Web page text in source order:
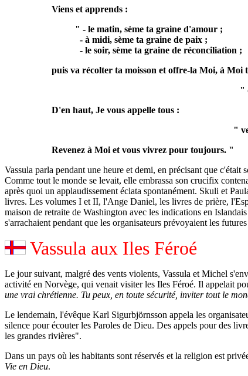
Viens et apprends :
" - le matin, sème ta graine d'amour ;
- à midi, sème ta graine de paix ;
- le soir, sème ta graine de réconciliation ;
puis va récolter ta moisson et offre-la Moi, à Moi
"
D'en haut, Je vous appelle tous :
"
Revenez à Moi et vous vivrez pour toujours. "
Vassula parla pendant une heure et demi, en précisant que
Comme tout le monde se levait, elle embrassa son crucifix
après quoi un applaudissement éclata spontanément. Skuli et
livres. Les volumes I et II, l'Ange Daniel, les livres de prière,
maison de retraite de Washington avec les indications en
s'arrachaient pendant que les organisateurs prévoyaient les
Vassula aux Iles Féroé
Le jour suivant, malgré des vents violents, Vassula et Michel
activité en Norvège, qui venait visiter les Iles Féroé. Il appelait
une vrai chrétienne. Tu peux, en toute sécurité, inviter tout le
Le lendemain, l'évêque Karl Sigurbjörnsson appela les
silence pour écouter les Paroles de Dieu. Des appels pour des
les grandes rivières".
Dans un pays où les habitants sont réservés et la religion est
Vie en Dieu.